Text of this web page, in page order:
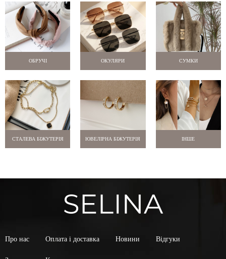
ОБРУЧІ ОКУЛЯРИ СУМКИ
СТАЛЕВА БІЖУТЕРІЯ ЮВЕЛІРНА БІЖУТЕРІЯ ІНШЕ
Про нас Оплата і доставка Новини Відгуки